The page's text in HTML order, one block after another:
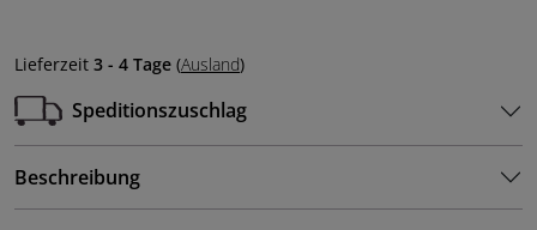
Lieferzeit 3 - 4 Tage (Ausland)
Speditionszuschlag
Beschreibung